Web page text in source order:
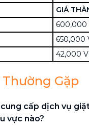
GIÁ
600,000
650,000
42,000
Thường Gặp
cấp dịch vụ
vực nào?